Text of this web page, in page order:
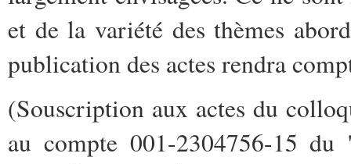
et de ­la variété des thèmes
publication­ des actes rendra
(Souscription aux actes du
au compte 001-2304756-15